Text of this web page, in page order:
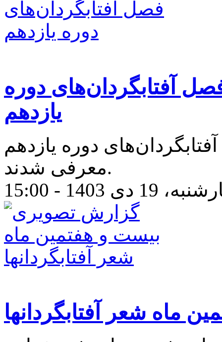
آفتابگردان‌های دوره
یازدهم
دوره یازدهم
معرفی شدند.
19 دی 1403 - 15:00
ماه شعر آفتابگردانها